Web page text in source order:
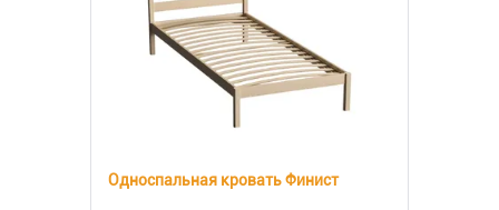
Односпальная кровать Финист